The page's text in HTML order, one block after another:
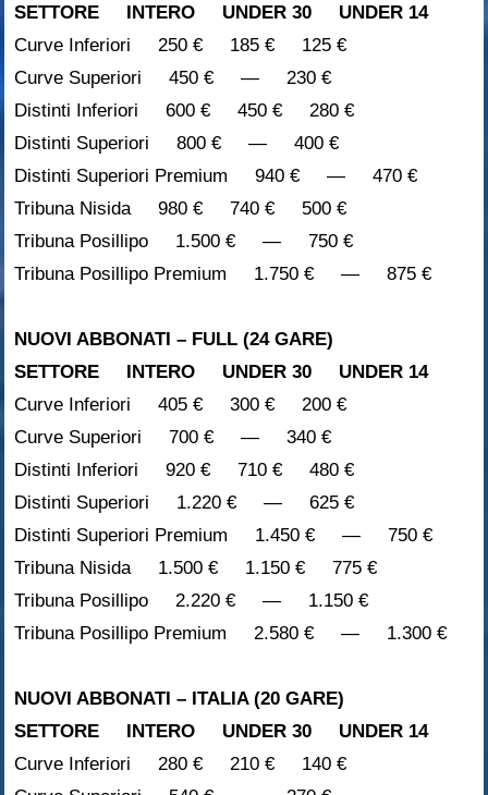
SETTORE INTERO UNDER 30 UNDER 14
Curve Inferiori 250 € 185 € 125 €
Curve Superiori 450 € — 230 €
Distinti Inferiori 600 € 450 € 280 €
Distinti Superiori 800 € — 400 €
Distinti Superiori Premium 940 € — 470 €
Tribuna Nisida 980 € 740 € 500 €
Tribuna Posillipo 1.500 € — 750 €
Tribuna Posillipo Premium 1.750 € — 875 €
NUOVI ABBONATI – FULL (24 GARE)
SETTORE INTERO UNDER 30 UNDER 14
Curve Inferiori 405 € 300 € 200 €
Curve Superiori 700 € — 340 €
Distinti Inferiori 920 € 710 € 480 €
Distinti Superiori 1.220 € — 625 €
Distinti Superiori Premium 1.450 € — 750 €
Tribuna Nisida 1.500 € 1.150 € 775 €
Tribuna Posillipo 2.220 € — 1.150 €
Tribuna Posillipo Premium 2.580 € — 1.300 €
NUOVI ABBONATI – ITALIA (20 GARE)
SETTORE INTERO UNDER 30 UNDER 14
Curve Inferiori 280 € 210 € 140 €